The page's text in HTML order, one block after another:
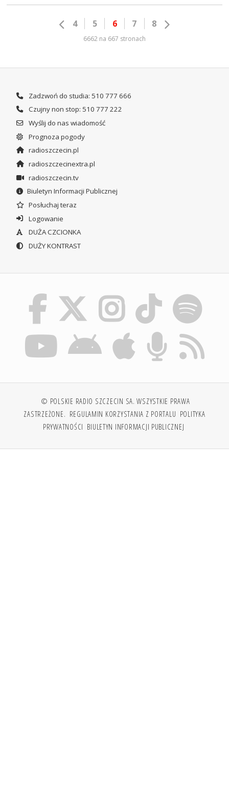
4 5 6 7 8
6662 na 667 stronach
Zadzwoń do studia: 510 777 666
Czujny non stop: 510 777 222
Wyślij do nas wiadomość
Prognoza pogody
radioszczecin.pl
radioszczecinextra.pl
radioszczecin.tv
Biuletyn Informacji Publicznej
Posłuchaj teraz
Logowanie
DUŻA CZCIONKA
DUŻY KONTRAST
© POLSKIE RADIO SZCZECIN SA. WSZYSTKIE PRAWA
ZASTRZEŻONE. REGULAMIN KORZYSTANIA Z PORTALU POLITYKA
PRYWATNOŚCI BIULETYN INFORMACJI PUBLICZNEJ